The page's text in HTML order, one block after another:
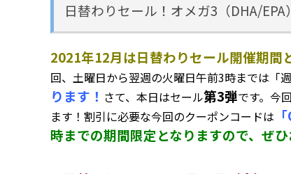
日替わりセール！オメガ3（DHA/
2021年12月は日替わりセール開催期間
回、土曜日から翌週の火曜日午前3時までは「
ります！ さて、本日はセール第3弾です。今
ます！割引に必要な今回のクーポンコードは
時までの期間限定となりますので、ぜひ